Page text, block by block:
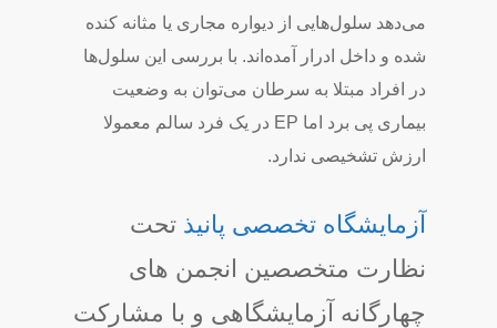
می‌دهد سلول‌هایی از دیواره مجاری یا مثانه کنده
شده و داخل ادرار آمده‌اند. با بررسی این سلول‌ها
در افراد مبتلا به سرطان می‌توان به وضعیت
بیماری پی برد اما EP در یک فرد سالم معمولا
ارزش تشخیصی ندارد.
آزمایشگاه تخصصی پانیذ تحت
نظارت متخصصین انجمن های
چهارگانه آزمایشگاهی و با مشارکت